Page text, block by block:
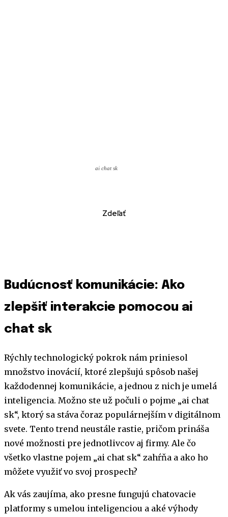
ai chat sk
Zdeľať
Budúcnosť komunikácie: Ako
zlepšiť interakcie pomocou ai
chat sk
Rýchly technologický pokrok nám priniesol
množstvo inovácií, ktoré zlepšujú spôsob našej
každodennej komunikácie, a jednou z nich je umelá
inteligencia. Možno ste už počuli o pojme „ai chat
sk“, ktorý sa stáva čoraz populárnejším v digitálnom
svete. Tento trend neustále rastie, pričom prináša
nové možnosti pre jednotlivcov aj firmy. Ale čo
všetko vlastne pojem „ai chat sk“ zahŕňa a ako ho
môžete využiť vo svoj prospech?
Ak vás zaujíma, ako presne fungujú chatovacie
platformy s umelou inteligenciou a aké výhody